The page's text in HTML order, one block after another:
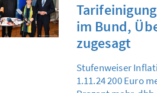
im Bund,
zugesagt
Stufenweiser
1.11.24 200 Euro